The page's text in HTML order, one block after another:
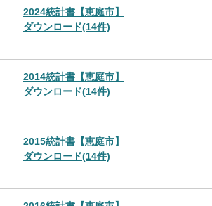
2024統計書【恵庭市】
ダウンロード(14件)
2014統計書【恵庭市】
ダウンロード(14件)
2015統計書【恵庭市】
ダウンロード(14件)